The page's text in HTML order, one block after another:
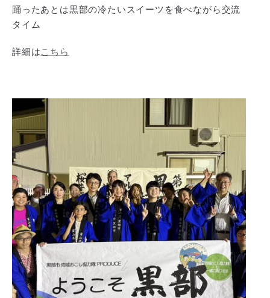
踊ったあとは黒部の冷たいスイーツを食べながら交流
タイム
詳細はこちら